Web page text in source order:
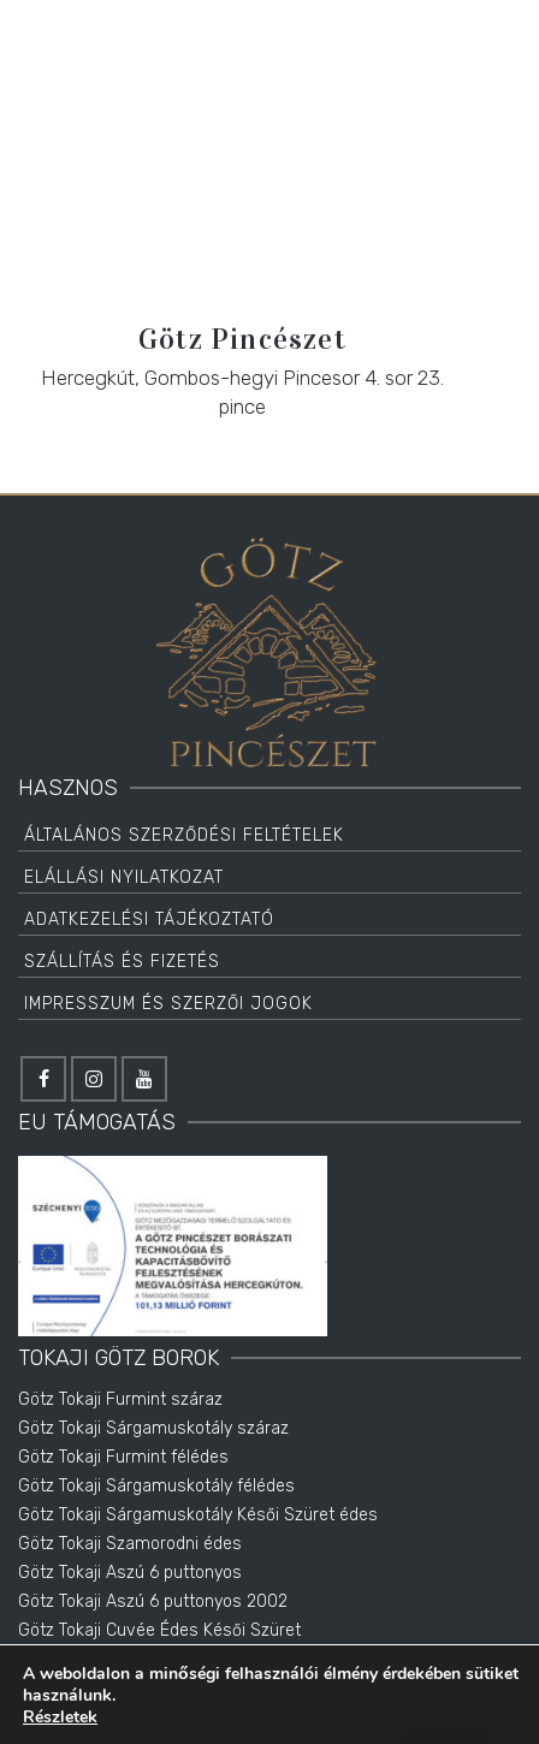
Götz Pincészet
Hercegkút, Gombos-hegyi Pincesor 4. sor 23.
pince
HASZNOS
ÁLTALÁNOS SZERZŐDÉSI FELTÉTELEK
ELÁLLÁSI NYILATKOZAT
ADATKEZELÉSI TÁJÉKOZTATÓ
SZÁLLÍTÁS ÉS FIZETÉS
IMPRESSZUM ÉS SZERZŐI JOGOK
EU TÁMOGATÁS
TOKAJI GÖTZ BOROK
Götz Tokaji Furmint száraz
Götz Tokaji Sárgamuskotály száraz
Götz Tokaji Furmint félédes
Götz Tokaji Sárgamuskotály félédes
Götz Tokaji Sárgamuskotály Késői Szüret édes
Götz Tokaji Szamorodni édes
Götz Tokaji Aszú 6 puttonyos
Götz Tokaji Aszú 6 puttonyos 2002
Götz Tokaji Cuvée Édes Késői Szüret
A weboldalon a minőségi felhasználói élmény érdekében sütiket
használunk.
Részletek